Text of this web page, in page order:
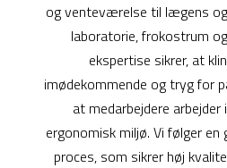
og venteværelse til lægens
laboratorie, frokostrum
ekspertise sikrer, at
imødekommende og tryg for
at medarbejdere
ergonomisk miljø. Vi følger
proces, som sikrer høj